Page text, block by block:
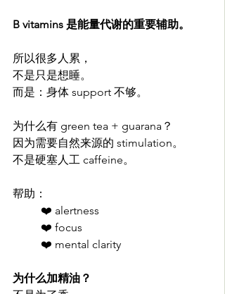
B vitamins 是能量代谢的重要辅助。
所以很多人累，
不是只是想睡。
而是：身体 support 不够。
为什么有 green tea + guarana？
因为需要自然来源的 stimulation。
不是硬塞人工 caffeine。
帮助：
❤️ alertness
❤️ focus
❤️ mental clarity
为什么加精油？